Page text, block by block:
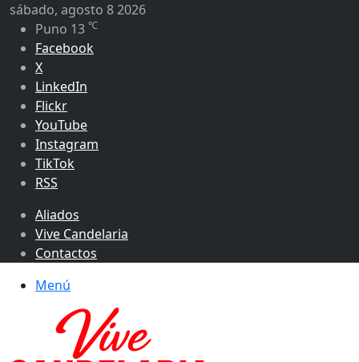
sábado, agosto 8 2026
Puno 13 ℃
Facebook
X
LinkedIn
Flickr
YouTube
Instagram
TikTok
RSS
Aliados
Vive Candelaria
Contactos
Menú